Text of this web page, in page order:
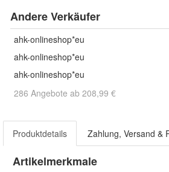
Andere Verkäufer
ahk-onlineshop*eu
ahk-onlineshop*eu
ahk-onlineshop*eu
286 Angebote ab 208,99 €
Produktdetails Zahlung, Versand &
Artikelmerkmale